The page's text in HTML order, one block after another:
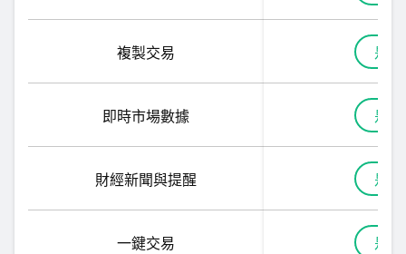
複製交易
即時市場數據
財經新聞與提醒
一鍵交易
是
是
是
是